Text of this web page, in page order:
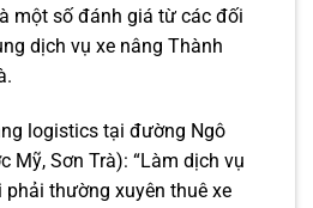
một số đánh giá từ các đối
dịch vụ xe nâng Thành
logistics tại đường Ngô
Mỹ, Sơn Trà): “Làm dịch vụ
thường xuyên thuê xe